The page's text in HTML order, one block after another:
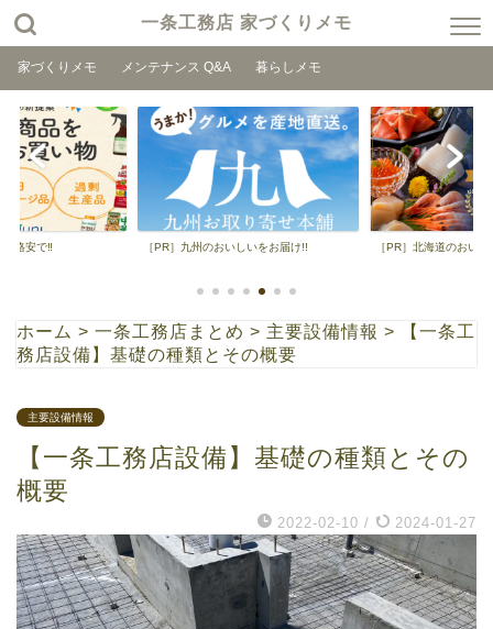
一条工務店 家づくりメモ
家づくりメモ メンテナンス Q&A 暮らしメモ
格安で‼ ［PR］九州のおいしいをお届け!! ［PR］北海道のおい
ホーム > 一条工務店まとめ > 主要設備情報 >
【一条工
務店設備】基礎の種類とその概要
主要設備情報
【一条工務店設備】基礎の種類とその
概要
2022-02-10 / 2024-01-27